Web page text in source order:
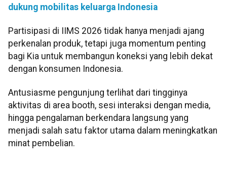
dukung mobilitas keluarga Indonesia
Partisipasi di IIMS 2026 tidak hanya menjadi ajang
perkenalan produk, tetapi juga momentum penting
bagi Kia untuk membangun koneksi yang lebih dekat
dengan konsumen Indonesia.
Antusiasme pengunjung terlihat dari tingginya
aktivitas di area booth, sesi interaksi dengan media,
hingga pengalaman berkendara langsung yang
menjadi salah satu faktor utama dalam meningkatkan
minat pembelian.